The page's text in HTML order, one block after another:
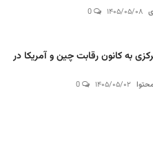
۱۴۰۵/۰۵/۰۸
به کانون رقابت چین و آمریکا در
۱۴۰۵/۰۵/۰۲